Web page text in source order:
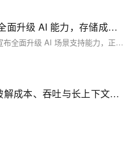
阿里云表格存储 Tablestore 全面升级 AI 能力，存储成本直降 30%
近日，阿里云表格存储 Tablestore 宣布全面升级 AI 场景支持能力，正式推出 AI Agent 记忆存储功能，在保障高性能与高可用的同时，整体存储成本降低 30%，标志着 Tablestore 在构建 AI 数据处理和存储的技术内核能力上，迈出关键一步。
直播预告：Mooncake 如何破解成本、吞吐与长上下文困局？ |《AI 进化论》第五期